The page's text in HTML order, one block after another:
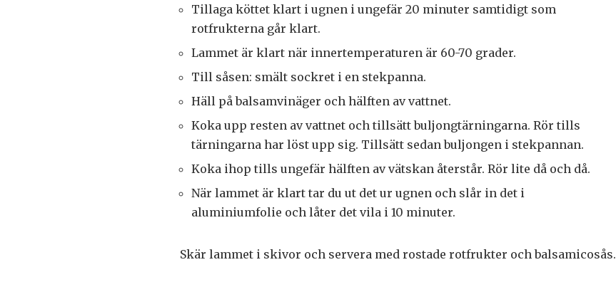
Tillaga köttet klart i ugnen i ungefär 20 minuter samtidigt som
rotfrukterna går klart.
Lammet är klart när innertemperaturen är 60-70 grader.
Till såsen: smält sockret i en stekpanna.
Häll på balsamvinäger och hälften av vattnet.
Koka upp resten av vattnet och tillsätt buljongtärningarna. Rör tills
tärningarna har löst upp sig. Tillsätt sedan buljongen i stekpannan.
Koka ihop tills ungefär hälften av vätskan återstår. Rör lite då och då.
När lammet är klart tar du ut det ur ugnen och slår in det i
aluminiumfolie och låter det vila i 10 minuter.
Skär lammet i skivor och servera med rostade rotfrukter och balsamicosås.